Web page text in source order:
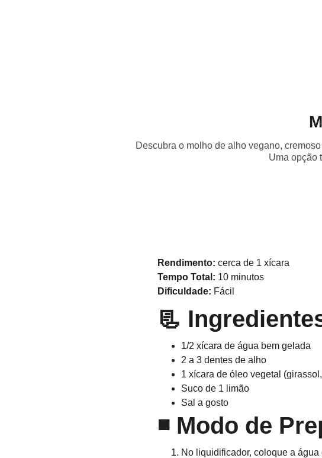
Descubra o molho de alho vegano,
Uma opção
Rendimento: cerca de 1 xícara
Tempo Total: 10 minutos
Dificuldade: Fácil
📃
1/2 xícara de água bem gelada
2 a 3 dentes de alho
1 xícara de óleo vegetal
Suco de 1 limão
Sal a gosto
◾ Modo de
No liquidificador, coloque a água